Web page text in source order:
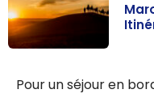
de voyage,
Pour un séjour en